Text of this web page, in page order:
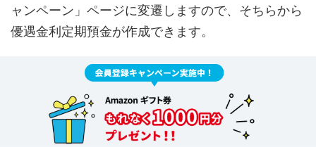
ャンペーン」ページに変遷しますので、そちらから
優遇金利定期預金が作成できます。